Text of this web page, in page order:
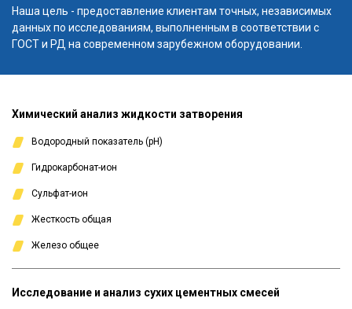
Наша цель - предоставление клиентам точных, независимых
данных по исследованиям, выполненным в соответствии с
ГОСТ и РД на современном зарубежном оборудовании.
Химический анализ жидкости затворения
Водородный показатель (рН)
Гидрокарбонат-ион
Сульфат-ион
Жесткость общая
Железо общее
Исследование и анализ сухих цементных смесей